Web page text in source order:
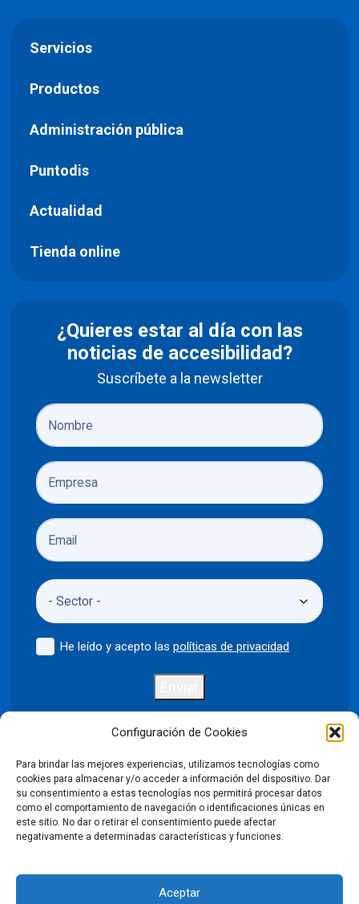
Configuración de Cookies
Para brindar las mejores experiencias, utilizamos tecnologías como
cookies para almacenar y/o acceder a información del dispositivo. Dar
su consentimiento a estas tecnologías nos permitirá procesar datos
como el comportamiento de navegación o identificaciones únicas en
este sitio. No dar o retirar el consentimiento puede afectar
negativamente a determinadas características y funciones.
Aceptar
Servicios
Productos
Administración pública
Puntodis
Actualidad
Tienda online
¿Quieres estar al día con las
noticias de accesibilidad?
Suscríbete a la newsletter
He leído y acepto laspolíticas de privacidad
Política de privacidad Aviso legal
Política de cookies